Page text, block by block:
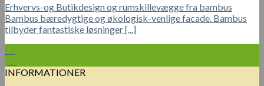
Erhvervs-og Butikdesign og rumskillevægge fra bambus
Bambus bæredygtige og økologisk-venlige facade. Bambus
tilbyder fantastiske løsninger [...]
INFORMATIONER